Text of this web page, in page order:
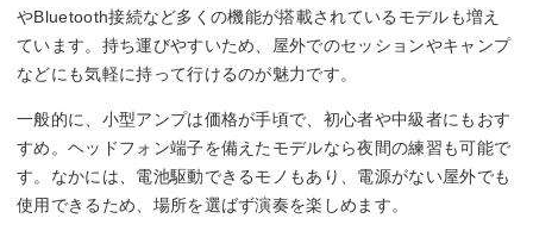
やBluetooth接続など多くの機能が搭載されているモデルも増え
ています。持ち運びやすいため、屋外でのセッションやキャンプ
などにも気軽に持って行けるのが魅力です。
一般的に、小型アンプは価格が手頃で、初心者や中級者にもおす
すめ。ヘッドフォン端子を備えたモデルなら夜間の練習も可能で
す。なかには、電池駆動できるモノもあり、電源がない屋外でも
使用できるため、場所を選ばず演奏を楽しめます。